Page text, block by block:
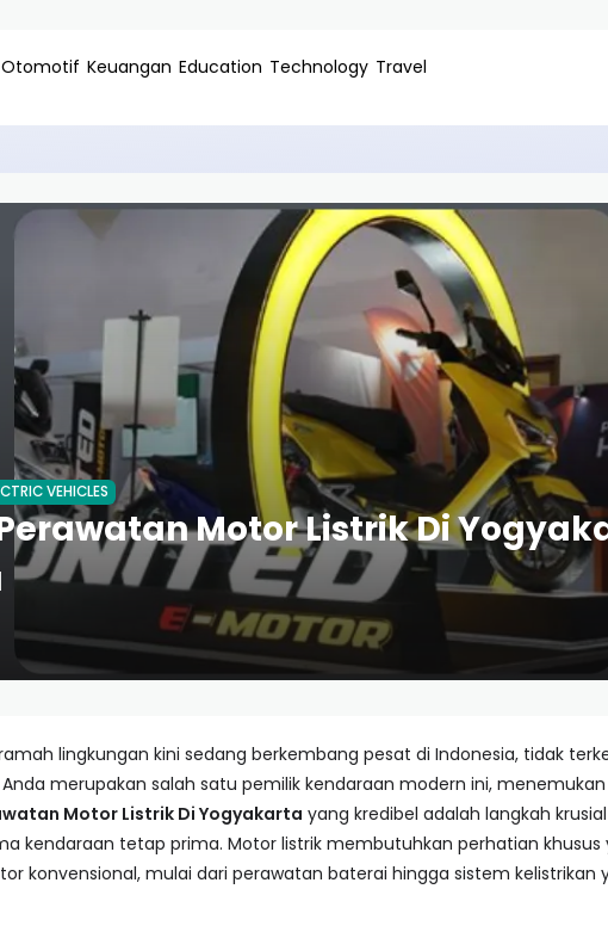
Otomotif Keuangan Education Technology Travel
VEHICLES
Motor Listrik Di
lingkungan kini sedang berkembang pesat di Indonesia, tidak
Anda merupakan salah satu pemilik kendaraan modern ini, menemukan
Motor Listrik Di Yogyakarta yang kredibel adalah langkah
kendaraan tetap prima. Motor listrik membutuhkan perhatian khusus
konvensional, mulai dari perawatan baterai hingga sistem kelistrikan